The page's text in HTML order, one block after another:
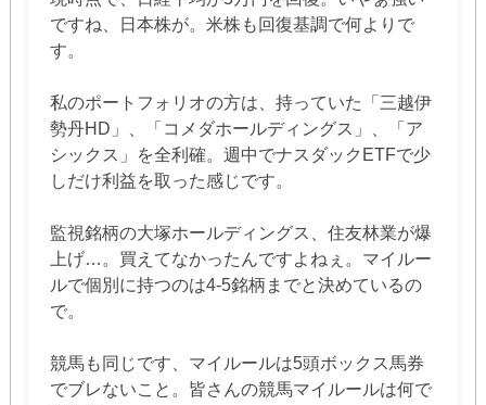
ですね、日本株が。米株も回復基調で何よりで
す。
私のポートフォリオの方は、持っていた「三越伊
勢丹HD」、「コメダホールディングス」、「ア
シックス」を全利確。週中でナスダックETFで少
しだけ利益を取った感じです。
監視銘柄の大塚ホールディングス、住友林業が爆
上げ…。買えてなかったんですよねぇ。マイルー
ルで個別に持つのは4-5銘柄までと決めているの
で。
競馬も同じです、マイルールは5頭ボックス馬券
でブレないこと。皆さんの競馬マイルールは何で